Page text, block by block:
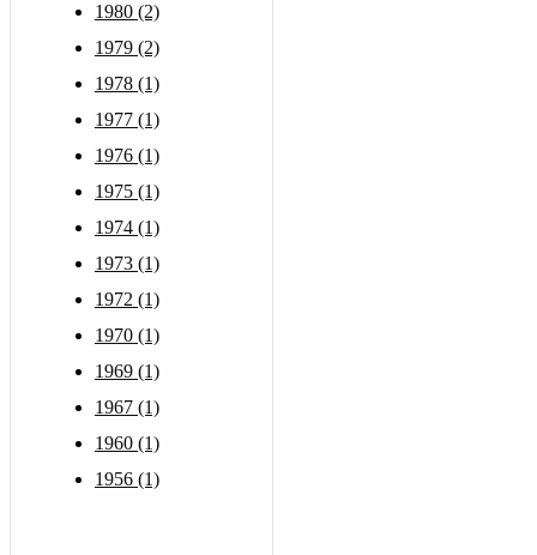
1980 (2)
1979 (2)
1978 (1)
1977 (1)
1976 (1)
1975 (1)
1974 (1)
1973 (1)
1972 (1)
1970 (1)
1969 (1)
1967 (1)
1960 (1)
1956 (1)